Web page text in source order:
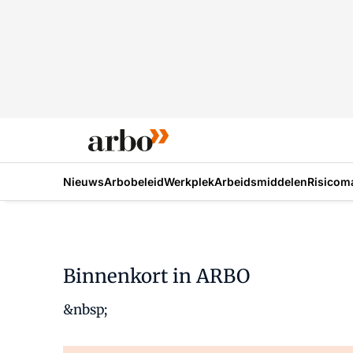
NieuwsArbobeleidWerkplekArbeidsmiddelen
Binnenkort in ARBO
&nbsp;